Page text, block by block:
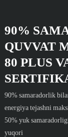
90%
QUVVAT
80 PLUS
90% samaradorlik
energiya tejashni
50% yuk
yuqori